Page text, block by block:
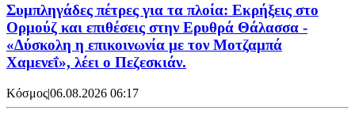
Συμπληγάδες πέτρες για τα πλοία: Εκρήξεις στο
Ορμούζ και επιθέσεις στην Ερυθρά Θάλασσα -
«Δύσκολη η επικοινωνία με τον Μοτζαμπά
Χαμενεΐ», λέει ο Πεζεσκιάν.
Κόσμος|06.08.2026 06:17